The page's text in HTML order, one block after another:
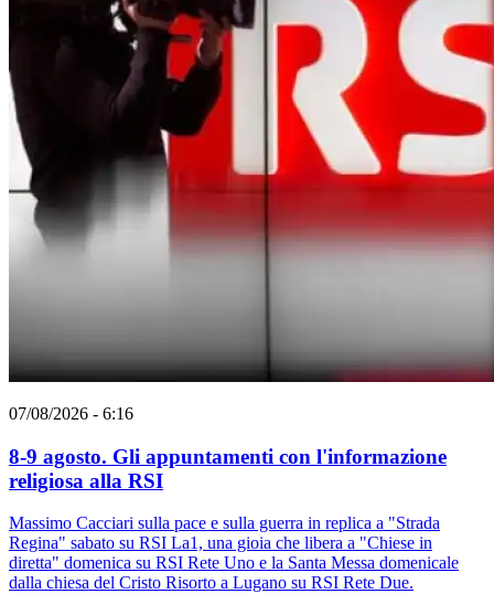
07/08/2026 - 6:16
8-9 agosto. Gli appuntamenti con l'informazione
religiosa alla RSI
Massimo Cacciari sulla pace e sulla guerra in replica a "Strada
Regina" sabato su RSI La1, una gioia che libera a "Chiese in
diretta" domenica su RSI Rete Uno e la Santa Messa domenicale
dalla chiesa del Cristo Risorto a Lugano su RSI Rete Due.